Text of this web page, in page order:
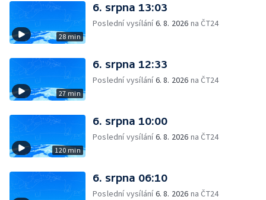
28 min
6. srpna 13:03
Poslední vysílání6. 8. 2026 na ČT24
27 min
6. srpna 12:33
Poslední vysílání6. 8. 2026 na ČT24
120 min
6. srpna 10:00
Poslední vysílání6. 8. 2026 na ČT24
6. srpna 06:10
Poslední vysílání6. 8. 2026 na ČT24